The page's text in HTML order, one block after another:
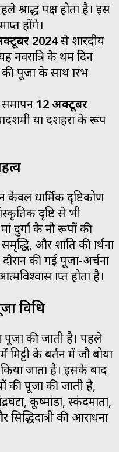
श्राद्ध पक्ष होता है। इस
होंगे।
2024से शारदीय
नवरात्रि के प्रथम दिन
पूजा के साथ प्रारंभ
समापन 12 अक्टूबर
या दशहरा के रूप
केवल धार्मिक दृष्टिकोण
दृष्टि से भी
दुर्गा के नौ रूपों की
और शांति की प्रार्थना
की गई पूजा-अर्चना
प्राप्त होता है।
विधि
पूजा की जाती है। पहले
के बर्तन में जौ बोया
जाता है। इसके बाद
की पूजा की जाती है,
कूष्मांडा, स्कंदमाता,
सिद्धिदात्री की आराधना